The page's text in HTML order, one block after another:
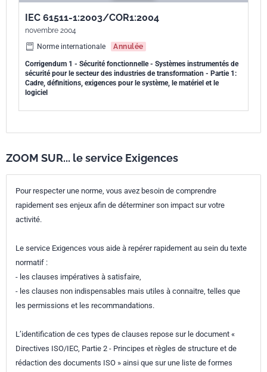
IEC 61511-1:2003/COR1:2004
novembre 2004
Norme internationale
Annulée
Corrigendum 1 - Sécurité fonctionnelle - Systèmes instrumentés de
sécurité pour le secteur des industries de transformation - Partie 1:
Cadre, définitions, exigences pour le système, le matériel et le
logiciel
ZOOM SUR... le service Exigences
Pour respecter une norme, vous avez besoin de comprendre
rapidement ses enjeux afin de déterminer son impact sur votre
activité.
Le service Exigences vous aide à repérer rapidement au sein du texte
normatif :
- les clauses impératives à satisfaire,
- les clauses non indispensables mais utiles à connaitre, telles que
les permissions et les recommandations.
L’identification de ces types de clauses repose sur le document «
Directives ISO/IEC, Partie 2 - Principes et règles de structure et de
rédaction des documents ISO » ainsi que sur une liste de formes